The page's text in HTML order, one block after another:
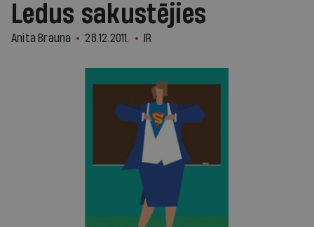
Ledus sakustējies
Anita Brauna 28.12.2011. IR